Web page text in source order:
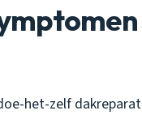
het-zelf